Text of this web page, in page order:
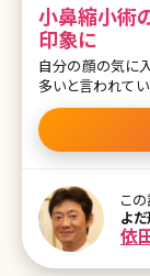
小鼻縮小術
印象に
自分の顔の気に
多いと言われて
に広がるのが悩
のに」と思ってい
を大きく左右す
なれる!小鼻縮小
鼻が大きいとど
2.フラップ法とは
や元に戻ってし
小術は技術とセンスが問わ
この
よ
依